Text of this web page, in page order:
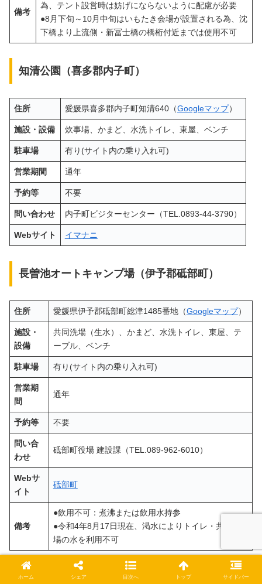
備考
為、テント設営時は妨げにならないように配慮が必要
●8月下旬～10月中旬はいもたき会場が設置される為、沈
下橋より上流側・新冨士橋の橋桁付近までは使用不可
知清公園（喜多郡内子町）
住所 愛媛県喜多郡内子町知清640（Googleマップ）
施設・設備 炊事場、かまど、水洗トイレ、東屋、ベンチ
駐車場 有り(サイト内の乗り入れ可)
営業期間 通年
予約等 不要
問い合わせ 内子町ビジターセンター（TEL.0893-44-3790）
Webサイト イマナニ
長曽池オートキャンプ場（伊予郡砥部町）
住所 愛媛県伊予郡砥部町総津1485番地（Googleマップ）
施設・
設備
共同洗場（生水）、かまど、水洗トイレ、東屋、テ
ーブル、ベンチ
駐車場 有り(サイト内の乗り入れ可)
営業期
間
通年
予約等 不要
問い合
わせ
砥部町役場 建設課（TEL.089-962-6010）
Webサ
イト
砥部町
備考
●飲用不可：煮沸または飲用水持参
●令和4年8月17日現在、渇水によりトイレ・共同洗
場の水を利用不可
銚子ダム公園（伊予郡砥部町）
ホーム シェア 目次へ トップ サイドバー